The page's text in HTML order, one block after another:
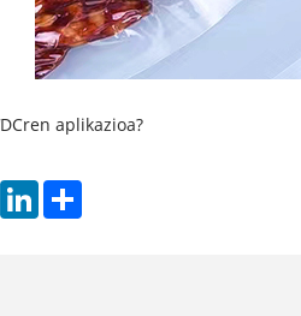
aplikazioa?
PinterestLinkedIn